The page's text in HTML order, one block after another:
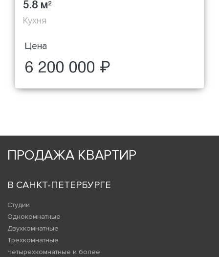
5.8 м2
Кухня
Цена
6 200 000 ₽
ПРОДАЖА КВАРТИР
В САНКТ-ПЕТЕРБУРГЕ
Студии
Однокомнатные
Двухкомнатные
Трехкомнатные
Четырехкомнатные и более